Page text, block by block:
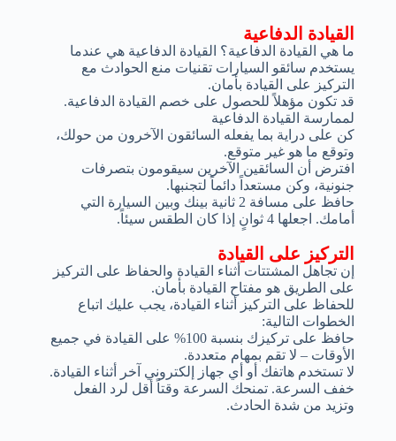
التركيز على القيادة
إن تجاهل المشتتات أثناء القيادة والحفاظ على التركيز
على الطريق هو مفتاح القيادة بأمان.
للحفاظ على التركيز أثناء القيادة، يجب عليك اتباع
الخطوات التالية:
حافظ على تركيزك بنسبة 100% على القيادة في جميع
الأوقات – لا تقم بمهام متعددة.
لا تستخدم هاتفك أو أي جهاز إلكتروني آخر أثناء القيادة.
خفف السرعة. تمنحك السرعة وقتاً أقل لرد الفعل
وتزيد من شدة الحادث.
القيادة الدفاعية
ما هي القيادة الدفاعية؟ القيادة الدفاعية هي عندما
يستخدم سائقو السيارات تقنيات منع الحوادث مع
التركيز على القيادة بأمان.
قد تكون مؤهلاً للحصول على خصم القيادة الدفاعية.
لممارسة القيادة الدفاعية
كن على دراية بما يفعله السائقون الآخرون من حولك،
وتوقع ما هو غير متوقع.
افترض أن السائقين الآخرين سيقومون بتصرفات
جنونية، وكن مستعداً دائماً لتجنبها.
حافظ على مسافة 2 ثانية بينك وبين السيارة التي
أمامك. اجعلها 4 ثوانٍ إذا كان الطقس سيئاً.